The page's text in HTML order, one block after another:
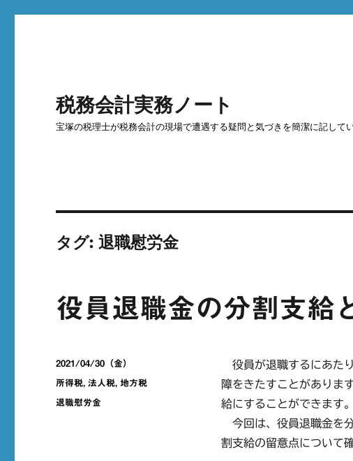
税務会計実務ノート
宝塚の税理士が税務会計の現場で遭遇する疑問と気づきを簡潔に記してい
タグ:退職慰労金
役員退職金の分割支給
役員が退職するにあた
障をきたすことがありま
給にすることができます。
今回は、役員退職金を
割支給の留意点について
投
稿
2021/04/30（金）
カ
テ
所得税,法人税,地方税
タ
退職慰労金